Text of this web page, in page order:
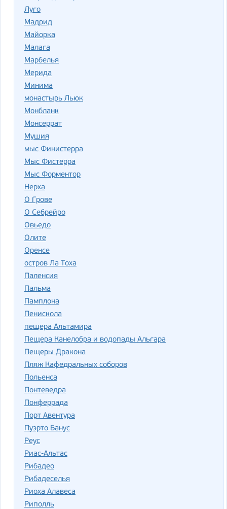
Луго
Мадрид
Майорка
Малага
Марбелья
Мерида
Минима
монастырь Льюк
Монбланк
Монсеррат
Мушия
мыс Финистерра
Мыс Фистерра
Мыс Форментор
Нерха
О Грове
О Себрейро
Овьедо
Олите
Оренсе
остров Ла Тоха
Паленсия
Пальма
Памплона
Пенискола
пещера Альтамира
Пещера Канелобра и водопады Альгара
Пещеры Дракона
Пляж Кафедральных соборов
Польенса
Понтеведра
Понферрада
Порт Авентура
Пуэрто Банус
Реус
Риас-Альтас
Рибадео
Рибадеселья
Риоха Алавеса
Риполль